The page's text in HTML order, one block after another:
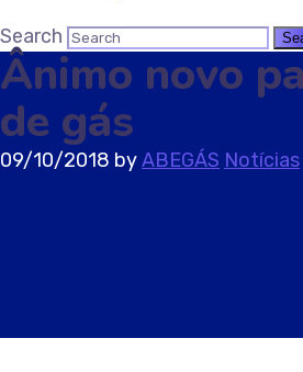
Search
Ânimo novo
de gás
09/10/2018 byABEGÁS Notícias